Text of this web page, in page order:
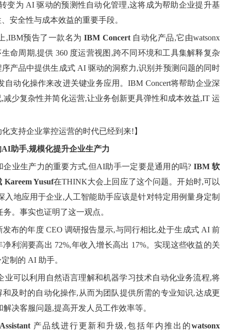
变为 AI 驱动的预测性自动化管理,这将成为帮助企业提升基
安全性与成本效益的重要手段。
,IBM预告了一款名为IBM Concert 自动化产品,它由watsonx
命周期,提供 360 度运营视图,跨不同环境和工具集解释复杂
产品中提供生成式 AI 驱动的洞察力,识别并预测问题的同时
自动化操作来改进关键业务应用。IBM Concert将帮助企业深
减少复杂性并简化运营,让业务创新更具弹性和成本效益,IT 运
支持企业掌控运营的时代已经到来!】
助手,规模化提升企业生产力
业生产力的重要方式,但AI助手一定要是通用的吗? IBM 软
Kareem Yusuf在THINK大会上回应了这个问题。开始时,可以
入地应用于企业,人工智能助手应该是针对特定用例量身定制
。事实也证明了这一观点。
布的年度 CEO 调研报告显示,与同行相比,处于生成式 AI 前
利润要高出 72%,年收入增长高出 17%。实现这些收益的关
制的 AI 助手。
业可以利用自然语言理解和机器学习技术自动化业务流程,将
及时的自动化操作,从而为团队提供所需的专业知识,达成更
决客服问题,提高开发人员工作效率等。
产品线进行更新和升级,包括年内推出的watsonx